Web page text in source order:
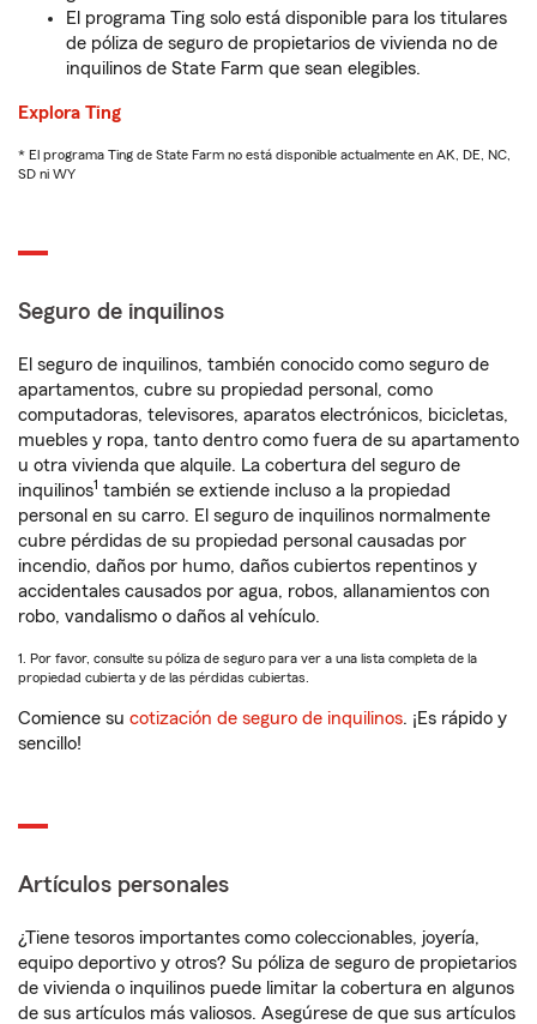
El programa Ting solo está disponible para los titulares
de póliza de seguro de propietarios de vivienda no de
inquilinos de State Farm que sean elegibles.
Explora Ting
* El programa Ting de State Farm no está disponible actualmente en AK, DE, NC,
SD ni WY
Seguro de inquilinos
El seguro de inquilinos, también conocido como seguro de
apartamentos, cubre su propiedad personal, como
computadoras, televisores, aparatos electrónicos, bicicletas,
muebles y ropa, tanto dentro como fuera de su apartamento
u otra vivienda que alquile. La cobertura del seguro de
inquilinos1 también se extiende incluso a la propiedad
personal en su carro. El seguro de inquilinos normalmente
cubre pérdidas de su propiedad personal causadas por
incendio, daños por humo, daños cubiertos repentinos y
accidentales causados por agua, robos, allanamientos con
robo, vandalismo o daños al vehículo.
1. Por favor, consulte su póliza de seguro para ver a una lista completa de la
propiedad cubierta y de las pérdidas cubiertas.
Comience su cotización de seguro de inquilinos. ¡Es rápido y
sencillo!
Artículos personales
¿Tiene tesoros importantes como coleccionables, joyería,
equipo deportivo y otros? Su póliza de seguro de propietarios
de vivienda o inquilinos puede limitar la cobertura en algunos
de sus artículos más valiosos. Asegúrese de que sus artículos